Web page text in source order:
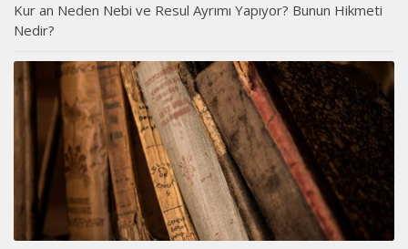
Kur an Neden Nebi ve Resul Ayrımı Yapıyor? Bunun Hikmeti
Nedir?